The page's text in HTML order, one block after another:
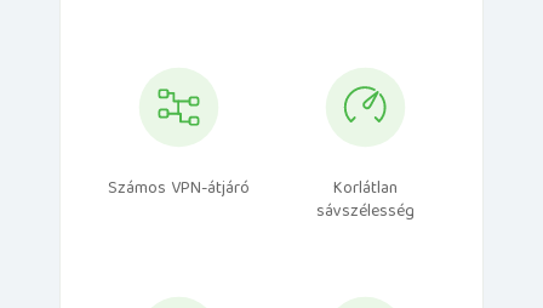
Számos VPN-átjáró Korlátlan
sávszélesség